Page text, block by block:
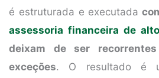
é estruturada e executada
assessoria financeira de
deixam de ser
exceções. O resultado é